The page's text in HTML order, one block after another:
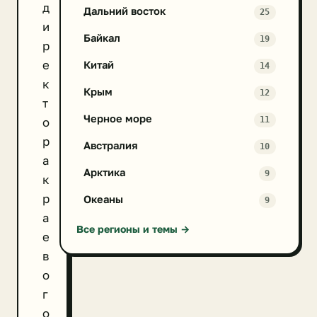
д
и
р
е
к
т
о
р
а
к
р
а
е
в
о
г
о
Дальний восток 25
Байкал 19
Китай 14
Крым 12
Черное море 11
Австралия 10
Арктика 9
Океаны 9
Все регионы и темы →